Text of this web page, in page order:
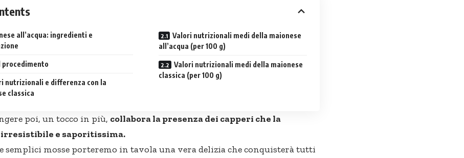
all’acqua: ingredienti e
procedimento
nutrizionali e differenza con la
classica
Valori nutrizionali medi della maionese
all’acqua (per 100 g)
Valori nutrizionali medi della maionese
classica (per 100 g)
poi, un tocco in più, collabora la presenza dei capperi che la
e saporitissima.
semplici mosse porteremo in tavola una vera delizia che conquisterà tutti